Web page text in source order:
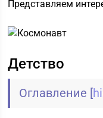
Представляем
Детство
Оглавление [